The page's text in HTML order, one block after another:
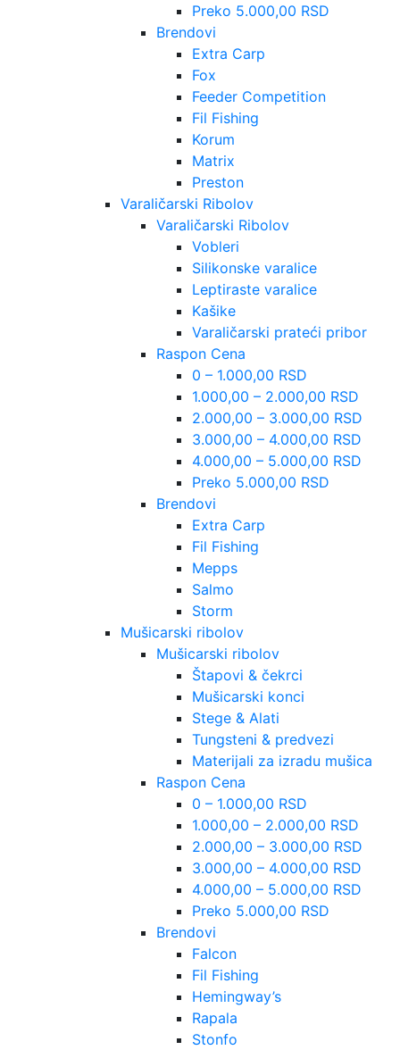
Preko 5.000,00 RSD
Brendovi
Extra Carp
Fox
Feeder Competition
Fil Fishing
Korum
Matrix
Preston
Varaličarski Ribolov
Varaličarski Ribolov
Vobleri
Silikonske varalice
Leptiraste varalice
Kašike
Varaličarski prateći pribor
Raspon Cena
0 – 1.000,00 RSD
1.000,00 – 2.000,00 RSD
2.000,00 – 3.000,00 RSD
3.000,00 – 4.000,00 RSD
4.000,00 – 5.000,00 RSD
Preko 5.000,00 RSD
Brendovi
Extra Carp
Fil Fishing
Mepps
Salmo
Storm
Mušicarski ribolov
Mušicarski ribolov
Štapovi & čekrci
Mušicarski konci
Stege & Alati
Tungsteni & predvezi
Materijali za izradu mušica
Raspon Cena
0 – 1.000,00 RSD
1.000,00 – 2.000,00 RSD
2.000,00 – 3.000,00 RSD
3.000,00 – 4.000,00 RSD
4.000,00 – 5.000,00 RSD
Preko 5.000,00 RSD
Brendovi
Falcon
Fil Fishing
Hemingway’s
Rapala
Stonfo